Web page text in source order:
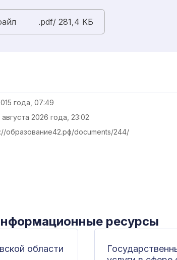
.pdf/ 281,4 KБ
года, 07:49
2026 года, 23:02
образование42.рф/documents/244/
ресурсы
области